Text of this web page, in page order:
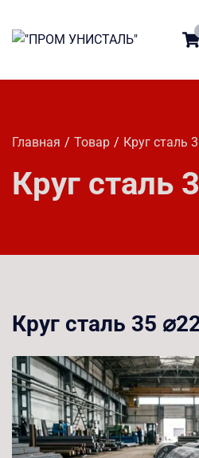
Главная Товар Круг сталь
Круг сталь
Круг сталь 35